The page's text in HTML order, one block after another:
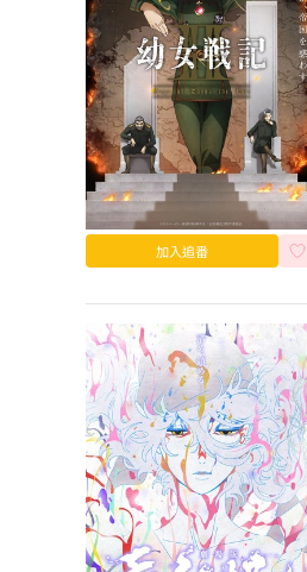
加入追番